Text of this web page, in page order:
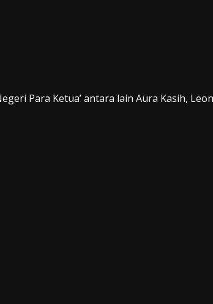
Para Ketua’ antara lain Aura Kasih,